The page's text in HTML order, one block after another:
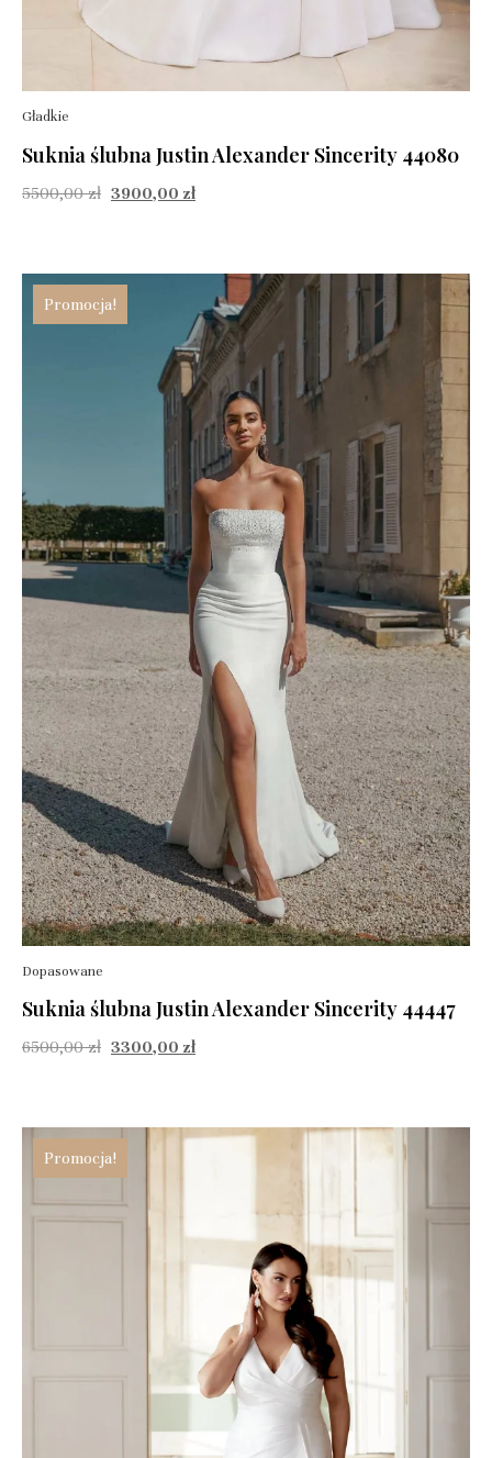
Gładkie
Suknia ślubna Justin Alexander Sincerity 44080
5500,00zł 3900,00 zł
Promocja!
Dopasowane
Suknia ślubna Justin Alexander Sincerity 44447
6500,00zł 3300,00 zł
Promocja!